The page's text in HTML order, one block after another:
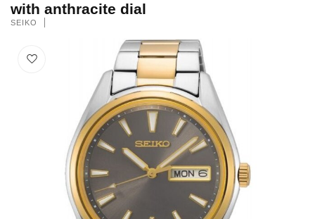
with anthracite dial
SEIKO